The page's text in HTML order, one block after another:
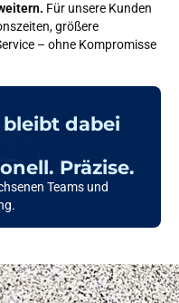
Für unsere Kunden
größere
– ohne Kompromisse
dabei
Präzise.
Teams und